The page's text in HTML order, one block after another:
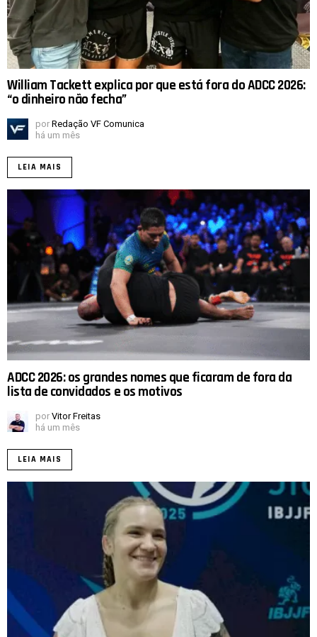
William Tackett explica por que está fora do ADCC 2026:
“o dinheiro não fecha”
por Redação VF Comunica
há um mês
LEIA MAIS
ADCC 2026: os grandes nomes que ficaram de fora da
lista de convidados e os motivos
por Vitor Freitas
há um mês
LEIA MAIS